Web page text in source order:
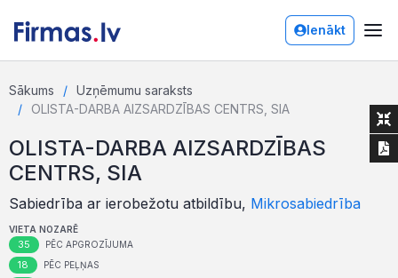
Ienākt
Sākums
Uzņēmumu saraksts
OLISTA-DARBA AIZSARDZĪBAS CENTRS, SIA
OLISTA-DARBA AIZSARDZĪBAS
CENTRS, SIA
Sabiedrība ar ierobežotu atbildību, Mikrosabiedrība
VIETA NOZARĒ
35 PĒC APGROZĪJUMA
18 PĒC PEĻŅAS